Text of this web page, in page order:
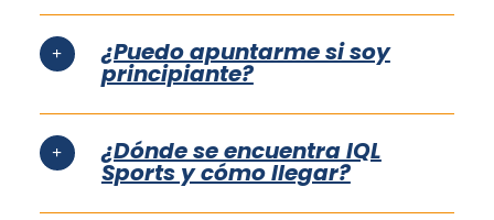
¿Puedo apuntarme si soy
principiante?
¿Dónde se encuentra IQL
Sports y cómo llegar?